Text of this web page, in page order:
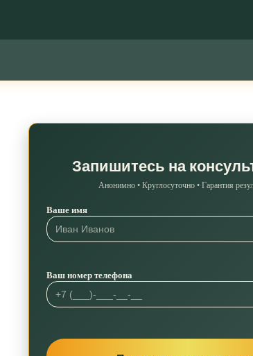
Запишитесь на
Анонимно • Круглосуточно • Гарантия
Ваше имя
Ваш номер телефона